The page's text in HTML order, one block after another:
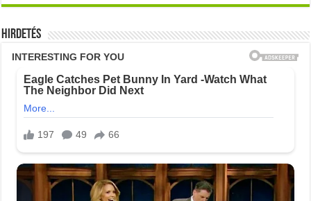
Hirdetés